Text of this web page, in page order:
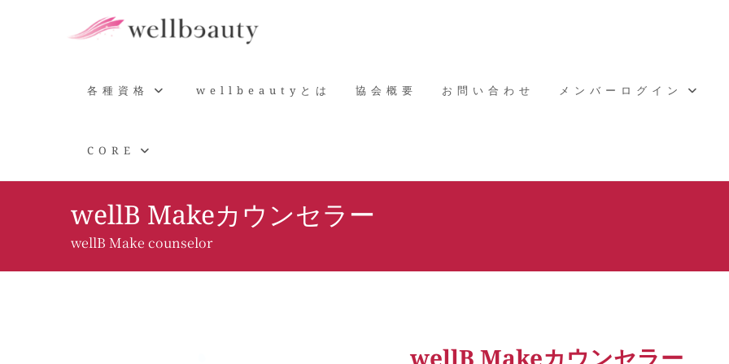
各種資格 wellbeautyとは 協会概要 お問い合わせ メンバーログイン
CORE
wellB Makeカウンセラー
wellB Make counselor
wellB Makeカウンセラー